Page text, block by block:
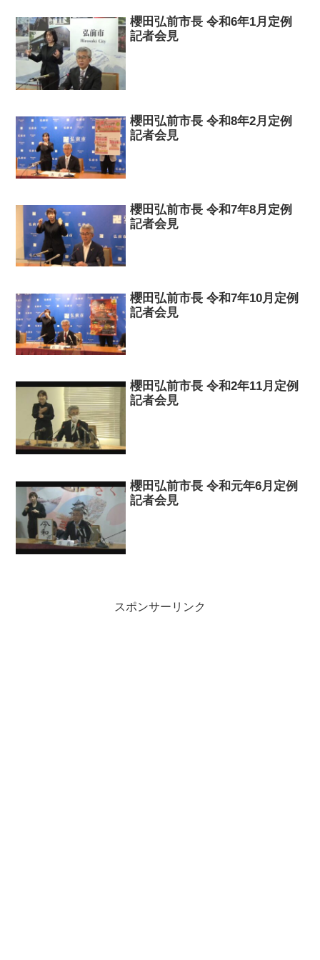
櫻田弘前市長 令和6年1月定例
記者会見
櫻田弘前市長 令和8年2月定例
記者会見
櫻田弘前市長 令和7年8月定例
記者会見
櫻田弘前市長 令和7年10月定例
記者会見
櫻田弘前市長 令和2年11月定例
記者会見
櫻田弘前市長 令和元年6月定例
記者会見
スポンサーリンク